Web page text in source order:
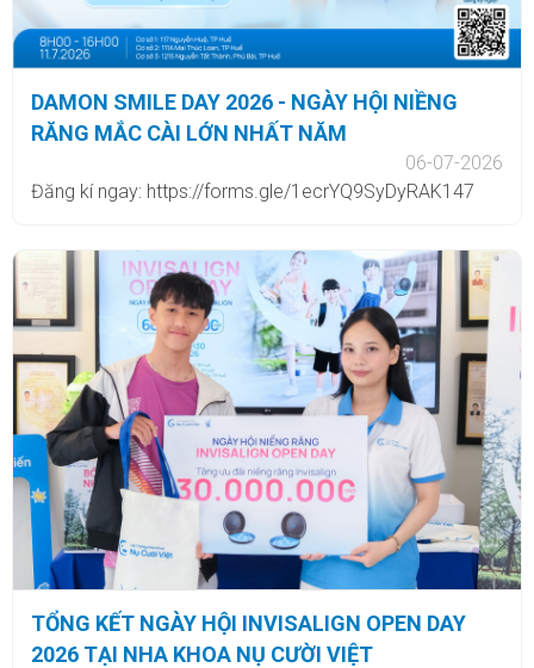
DAMON SMILE DAY 2026 - NGÀY HỘI NIỀNG
RĂNG MẮC CÀI LỚN NHẤT NĂM
06-07-2026
Đăng kí ngay: https://forms.gle/1ecrYQ9SyDyRAK147
TỔNG KẾT NGÀY HỘI INVISALIGN OPEN DAY
2026 TẠI NHA KHOA NỤ CƯỜI VIỆT